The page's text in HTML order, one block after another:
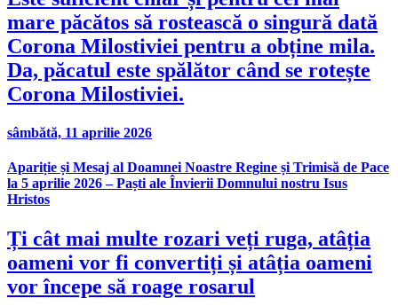
mare păcătos să rostească o singură dată
Corona Milostiviei pentru a obține mila.
Da, păcatul este spălător când se rotește
Corona Milostiviei.
sâmbătă, 11 aprilie 2026
Apariție și Mesaj al Doamnei Noastre Regine și Trimisă de Pace
la 5 aprilie 2026 – Paști ale Învierii Domnului nostru Isus
Hristos
Ți cât mai multe rozari veți ruga, atâția
oameni vor fi convertiți și atâția oameni
vor începe să roage rosarul